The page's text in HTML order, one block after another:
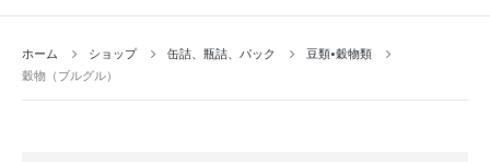
ホーム ショップ 缶詰、瓶詰、パック
豆類•穀物類
穀物（ブルグル）